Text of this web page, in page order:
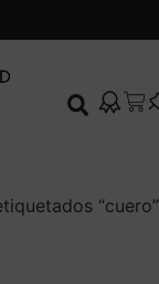
“cuero”